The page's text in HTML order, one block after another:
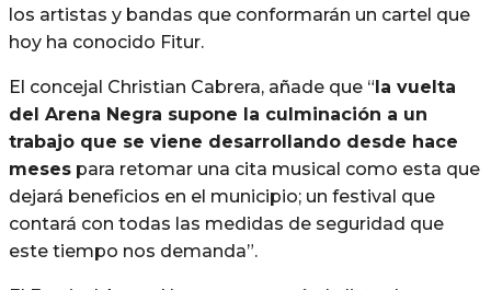
los artistas y bandas que conformarán un cartel que
hoy ha conocido Fitur.
El concejal Christian Cabrera, añade que “ la vuelta
del Arena Negra supone la culminación a un
trabajo que se viene desarrollando desde hace
meses para retomar una cita musical como esta que
dejará beneficios en el municipio; un festival que
contará con todas las medidas de seguridad que
este tiempo nos demanda”.